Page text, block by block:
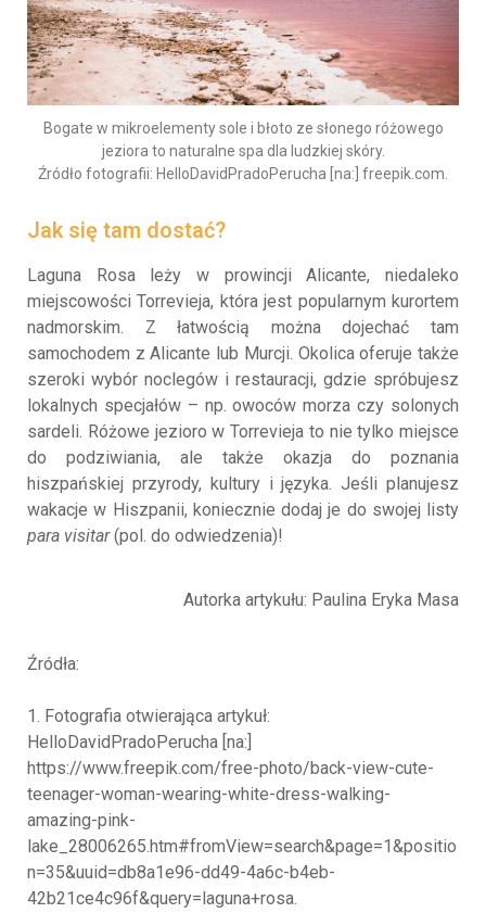
Bogate w mikroelementy sole i błoto ze słonego różowego
jeziora to naturalne spa dla ludzkiej skóry.
Źródło fotografii: HelloDavidPradoPerucha [na:] freepik.com.
Jak się tam dostać?
Laguna Rosa leży w prowincji Alicante, niedaleko
miejscowości Torrevieja, która jest popularnym kurortem
nadmorskim. Z łatwością można dojechać tam
samochodem z Alicante lub Murcji. Okolica oferuje także
szeroki wybór noclegów i restauracji, gdzie spróbujesz
lokalnych specjałów – np. owoców morza czy solonych
sardeli. Różowe jezioro w Torrevieja to nie tylko miejsce
do podziwiania, ale także okazja do poznania
hiszpańskiej przyrody, kultury i języka. Jeśli planujesz
wakacje w Hiszpanii, koniecznie dodaj je do swojej listy
para visitar(pol. do odwiedzenia)!
Autorka artykułu: Paulina Eryka Masa
Źródła:
1. Fotografia otwierająca artykuł:
HelloDavidPradoPerucha [na:]
https://www.freepik.com/free-photo/back-view-cute-
teenager-woman-wearing-white-dress-walking-
amazing-pink-
lake_28006265.htm#fromView=search&page=1&positio
n=35&uuid=db8a1e96-dd49-4a6c-b4eb-
42b21ce4c96f&query=laguna+rosa.